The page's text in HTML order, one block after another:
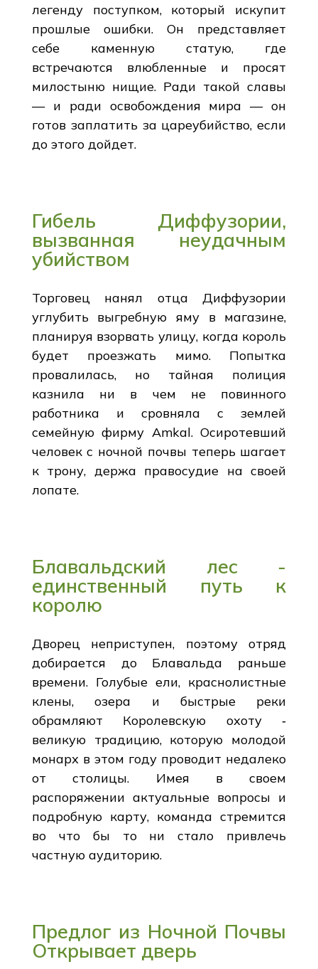
легенду поступком, который искупит
прошлые ошибки. Он представляет
себе каменную статую, где
встречаются влюбленные и просят
милостыню нищие. Ради такой славы
— и ради освобождения мира — он
готов заплатить за цареубийство, если
до этого дойдет.
Гибель Диффузории,
вызванная неудачным
убийством
Торговец нанял отца Диффузории
углубить выгребную яму в магазине,
планируя взорвать улицу, когда король
будет проезжать мимо. Попытка
провалилась, но тайная полиция
казнила ни в чем не повинного
работника и сровняла с землей
семейную фирму Amkal. Осиротевший
человек с ночной почвы теперь шагает
к трону, держа правосудие на своей
лопате.
Блавальдский лес -
единственный путь к
королю
Дворец неприступен, поэтому отряд
добирается до Блавальда раньше
времени. Голубые ели, краснолистные
клены, озера и быстрые реки
обрамляют Королевскую охоту ‑
великую традицию, которую молодой
монарх в этом году проводит недалеко
от столицы. Имея в своем
распоряжении актуальные вопросы и
подробную карту, команда стремится
во что бы то ни стало привлечь
частную аудиторию.
Предлог из Ночной Почвы
Открывает дверь